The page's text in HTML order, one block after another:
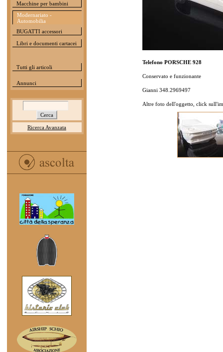
Macchine per bambini
Modernariato -
Automobilia
BUGATTI accessori
Libri e documenti cartacei
Tutti gli articoli
Annunci
Ricerca Avanzata
Telefono PORSCHE 928
Conservato e funzionante
Gianni 348.2969497
Altre foto dell'oggetto, click